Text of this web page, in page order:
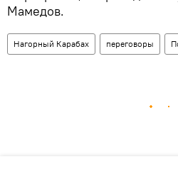
Мамедов.
Нагорный Карабах переговоры